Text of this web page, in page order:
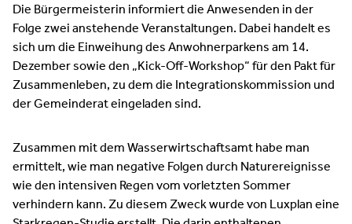
Die Bürgermeisterin informiert die Anwesenden in der
Folge zwei anstehende Veranstaltungen. Dabei handelt es
sich um die Einweihung des Anwohnerparkens am 14.
Dezember sowie den „Kick-Off-Workshop“ für den Pakt für
Zusammenleben, zu dem die Integrationskommission und
der Gemeinderat eingeladen sind.
Zusammen mit dem Wasserwirtschaftsamt habe man
ermittelt, wie man negative Folgen durch Naturereignisse
wie den intensiven Regen vom vorletzten Sommer
verhindern kann. Zu diesem Zweck wurde von Luxplan eine